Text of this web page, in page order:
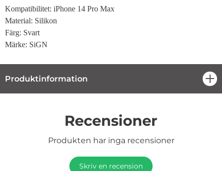
Kompatibilitet: iPhone 14 Pro Max
Material: Silikon
Färg: Svart
Märke: SiGN
Produktinformation
Recensioner
Produkten har inga recensioner
Skriv en recension